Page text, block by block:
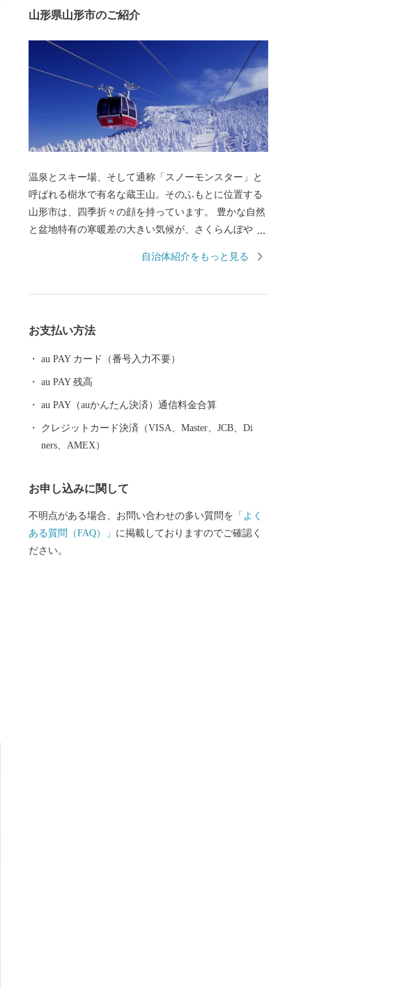
山形県山形市のご紹介
温泉とスキー場、そして通称「スノーモンスター」と
呼ばれる樹氷で有名な蔵王山。そのふもとに位置する
山形市は、四季折々の顔を持っています。 豊かな自然
と盆地特有の寒暖差の大きい気候が、さくらんぼやシ
るブランド米、とろけるような舌触りが特徴の山形牛
物やこけしなど伝統的工芸品も有名です。 最近では文
化的な発展が目覚ましく、平成２９年１０月には山形
本で初めて、ユネスコ創造都市ネットワーク映画部門
への加盟が認められました。また地方都市としては珍
しく、プロ・オーケストラである山形交響楽団が活動
自治体紹介をもっと見る
お支払い方法
au PAY カード（番号入力不要）
au PAY 残高
au PAY（auかんたん決済）通信料金合算
クレジットカード決済（VISA、Master、JCB、Di
ners、AMEX）
お申し込みに関して
不明点がある場合、お問い合わせの多い質問を 「よく
ある質問（FAQ）」 に掲載しておりますのでご確認く
ださい。